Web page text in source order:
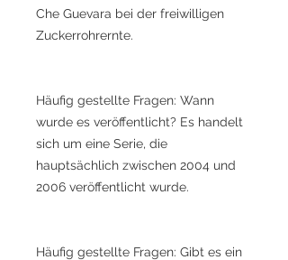
Che Guevara bei der freiwilligen
Zuckerrohrernte.
Häufig gestellte Fragen: Wann
wurde es veröffentlicht? Es handelt
sich um eine Serie, die
hauptsächlich zwischen 2004 und
2006 veröffentlicht wurde.
Häufig gestellte Fragen: Gibt es ein